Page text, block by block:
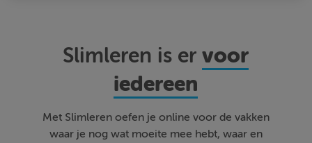
Slimleren is ervoor
iedereen
Met Slimleren oefen je online voor de vakken
waar je nog wat moeite mee hebt, waar en